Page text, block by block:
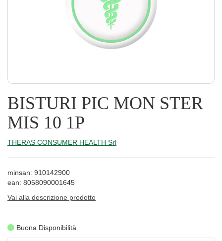
BISTURI PIC MON STER
MIS 10 1P
THERAS CONSUMER HEALTH Srl
minsan: 910142900
ean: 8058090001645
Vai alla descrizione prodotto
Buona Disponibilità